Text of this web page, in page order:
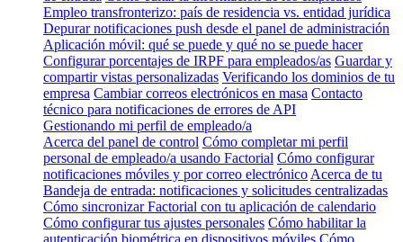
Empleo transfronterizo: país de residencia vs. entidad jurídica
Depurar notificaciones push desde el panel de administración
Aplicación móvil: qué se puede y qué no se puede hacer
Configurar porcentajes de IRPF para empleados/as Guardar y
compartir vistas personalizadas Verificando los dominios de tu
empresa Cambiar correos electrónicos en masa Contacto
técnico para notificaciones de errores de API
Gestionando mi perfil de empleado/a
Acerca del panel de control Cómo completar mi perfil
personal de empleado/a usando Factorial Cómo configurar
notificaciones móviles y por correo electrónico Acerca de tu
Bandeja de entrada: notificaciones y solicitudes centralizadas
Cómo sincronizar Factorial con tu aplicación de calendario
Cómo configurar tus ajustes personales Cómo habilitar la
autenticación biométrica en dispositivos móviles Cómo